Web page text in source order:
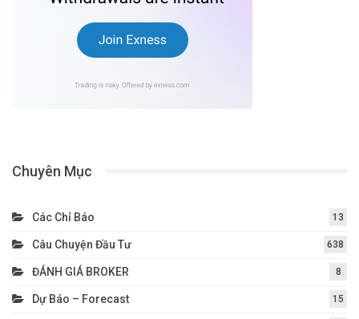
Chuyên Mục
Các Chỉ Báo 13
Câu Chuyện Đầu Tư 638
ĐÁNH GIÁ BROKER 8
Dự Báo – Forecast 15